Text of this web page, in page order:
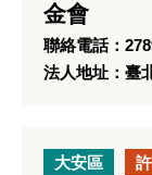
金會
聯絡電話：
法人地址：臺
大安區